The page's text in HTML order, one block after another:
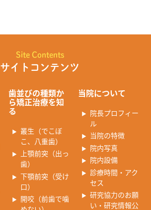
Site Contents
サイトコンテンツ
歯並びの種類か
ら矯正治療を知
る
叢生（でこぼ
こ、八重歯）
上顎前突（出っ
歯）
下顎前突（受け
口）
開咬（前歯で噛
当院について
院長プロフィー
ル
当院の特徴
院内写真
院内設備
診療時間・アク
セス
研究協力のお願
い・研究情報公